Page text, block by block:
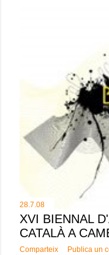
28.7.08
XVI BIENNAL
CATALÀ A
Comparteix Publica un